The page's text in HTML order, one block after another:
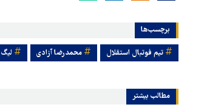
برچسب‌ها
تیم فوتبال استقلال محمدرضا آزادی
مطالب بیشتر